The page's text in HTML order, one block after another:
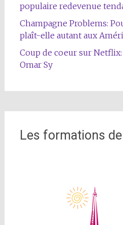
populaire redevenue
Champagne Problems:
plaît-elle autant aux
Coup de coeur sur
Omar Sy
Les formations